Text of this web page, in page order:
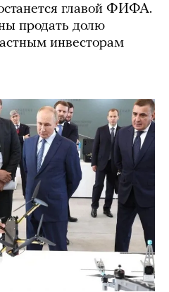
главой ФИФА.
продать долю
инвесторам